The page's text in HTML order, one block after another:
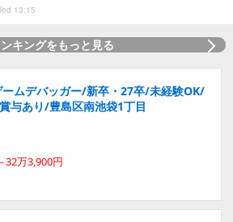
13:15
キングをもっと見る
ームデバッガー/新卒・27卒/未経験OK/
与あり/豊島区南池袋1丁目
32万3,900円